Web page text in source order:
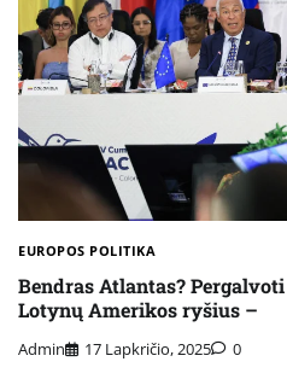
EUROPOS POLITIKA
Bendras Atlantas?
Lotynų Amerikos ryšius –
Admin 17 Lapkričio, 2025 0